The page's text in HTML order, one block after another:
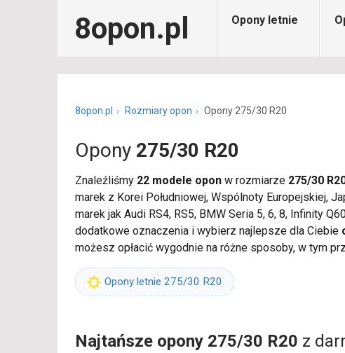
8opon.pl Opony letnie
8opon.pl Rozmiary opon Opony 275/30 R20
Opony 275/30 R20
Znaleźliśmy 22 modele opon w rozmiarze 275/30
marek z Korei Południowej, Wspólnoty Europejskiej,
marek jak Audi RS4, RS5, BMW Seria 5, 6, 8, Infinity
dodatkowe oznaczenia i wybierz najlepsze dla Ciebie
możesz opłacić wygodnie na różne sposoby, w tym
Opony letnie 275/30 R20
Najtańsze opony 275/30 R20 z